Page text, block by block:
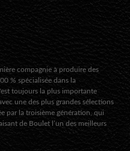
compagnie à produire des
% spécialisée dans la
toujours la plus importante
une des plus grandes sélections
par la troisième génération, qui
de Boulet l’un des meilleurs